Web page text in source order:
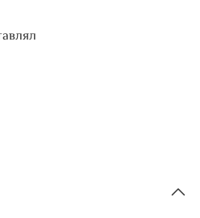
на пол для ванной и
создания безопасной и
доме.